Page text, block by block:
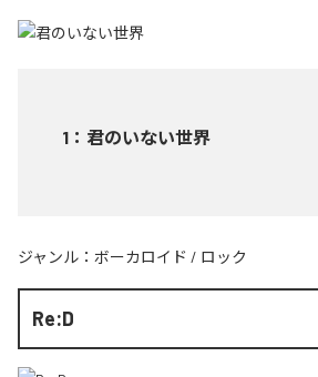
1 ： 君のいない世界
ジャンル： ボーカロイド / ロック
Re:D